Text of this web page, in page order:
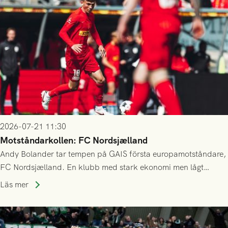
2026-07-21 11:30
Motståndarkollen: FC Nordsjælland
Andy Bolander tar tempen på GAIS första europamotståndare,
FC Nordsjælland. En klubb med stark ekonomi men lågt
publiksnitt, ett lag med både kollektiv styrka och individuell
Läs mer